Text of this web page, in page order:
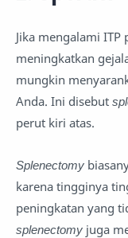
Jika mengalami
meningkatkan
mungkin
Anda. Ini disebut
perut kiri atas.
Splenectomy
karena tingginya
peningkatan yang
splenectomy juga